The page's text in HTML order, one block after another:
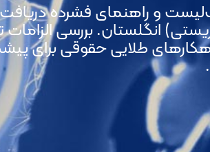
و راهنمای فشرده دریافت
انگلستان. بررسی
طلایی حقوقی برای